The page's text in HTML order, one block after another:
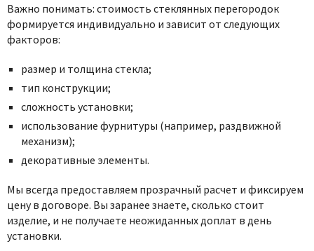
Важно понимать: стоимость стеклянных перегородок
формируется индивидуально и зависит от следующих
факторов:
размер и толщина стекла;
тип конструкции;
сложность установки;
использование фурнитуры (например, раздвижной
механизм);
декоративные элементы.
Мы всегда предоставляем прозрачный расчет и фиксируем
цену в договоре. Вы заранее знаете, сколько стоит
изделие, и не получаете неожиданных доплат в день
установки.